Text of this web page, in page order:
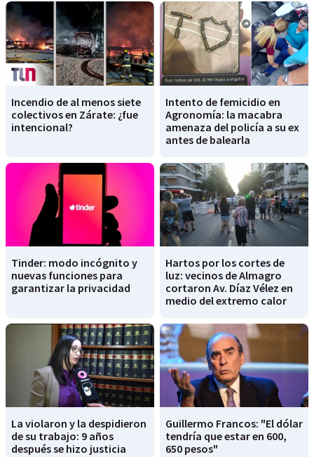
Incendio de al menos siete
colectivos en Zárate: ¿fue
intencional?
Intento de femicidio en
Agronomía: la macabra
amenaza del policía a su ex
antes de balearla
Tinder: modo incógnito y
nuevas funciones para
garantizar la privacidad
Hartos por los cortes de
luz: vecinos de Almagro
cortaron Av. Díaz Vélez en
medio del extremo calor
La violaron y la despidieron
de su trabajo: 9 años
después se hizo justicia
Guillermo Francos: "El dólar
tendría que estar en 600,
650 pesos"